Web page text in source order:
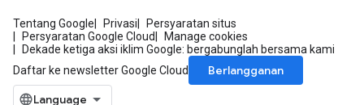
Tentang Google Privasi
Persyaratan situs
Persyaratan Google Cloud
Manage cookies
Dekade ketiga aksi iklim Google: bergabunglah bersama kami
Daftar ke newsletter Google Cloud
Berlangganan